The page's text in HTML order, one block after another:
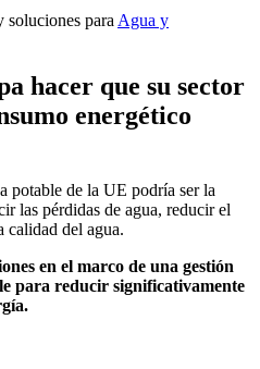
soluciones para Agua y
hacer que su sector
energético
potable de la UE podría ser la
las pérdidas de agua, reducir el
calidad del agua.
en el marco de una gestión
para reducir significativamente